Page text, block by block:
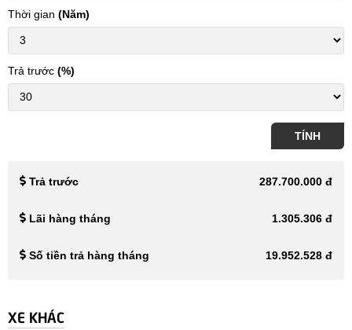
Thời gian (Năm)
Trả trước (%)
TÍNH
Trả trước 287.700.000 đ
Lãi hàng tháng 1.305.306 đ
Số tiền trả hàng tháng 19.952.528 đ
XE KHÁC